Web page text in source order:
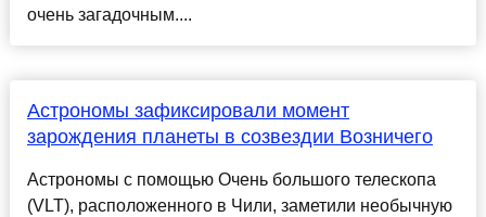
очень загадочным....
Астрономы зафиксировали момент
зарождения планеты в созвездии Возничего
Астрономы с помощью Очень большого телескопа
(VLT), расположенного в Чили, заметили необычную